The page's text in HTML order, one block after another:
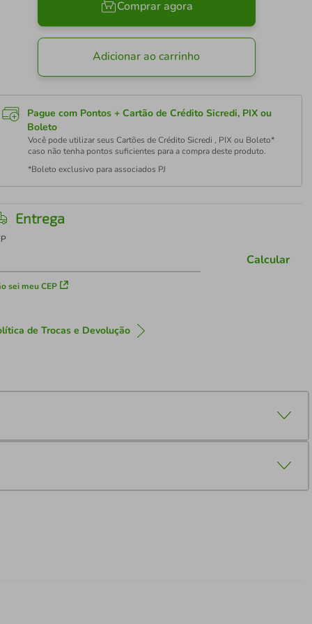
Comprar agora
Adicionar ao carrinho
Pague com Pontos + Cartão de Crédito Sicredi, PIX ou
Boleto
Você pode utilizar seus Cartões de Crédito Sicredi , PIX ou Boleto*
caso não tenha pontos suficientes para a compra deste produto.
*Boleto exclusivo para associados PJ
Entrega
sei meu CEP
Calcular
de Trocas e Devolução